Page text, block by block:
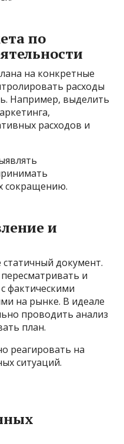
по
на конкретные
расходы
Например, выделить
расходов и
сокращению.
и
документ.
и
фактическими
на рынке. В идеале
проводить анализ
план.
реагировать на
ситуаций.